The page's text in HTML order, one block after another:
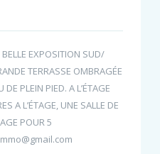
EXPOSITION SUD/
TERRASSE OMBRAGÉE
PLEIN PIED. A L’ÉTAGE
A L’ÉTAGE, UNE SALLE DE
POUR 5